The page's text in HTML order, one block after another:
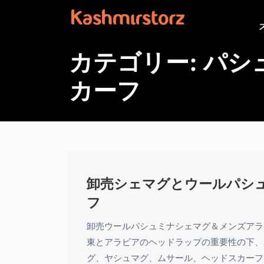
カテゴリー:パシ
カーフ
卸売シェマグとウールパシ
フ
卸売ウールパシュミナシェマグ＆メンズア
東とアラビアのヘッドラップの重要性の下
グ、ヤシュマグ、ムサール、ヘッドスカーフ